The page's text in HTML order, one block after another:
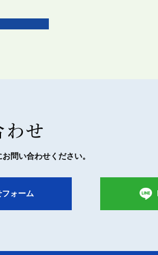
せ
問い合わせください。
ォーム